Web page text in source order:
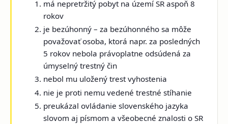
má nepretržitý pobyt na území SR aspoň 8
rokov
je bezúhonný – za bezúhonného sa môže
považovať osoba, ktorá napr. za posledných
5 rokov nebola právoplatne odsúdená za
úmyselný trestný čin
nebol mu uložený trest vyhostenia
nie je proti nemu vedené trestné stíhanie
preukázal ovládanie slovenského jazyka
slovom aj písmom a všeobecné znalosti o SR